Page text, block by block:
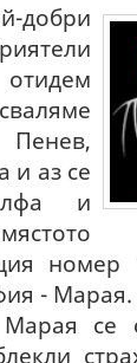
добри
и аз се
и
номер
- Марая.
се